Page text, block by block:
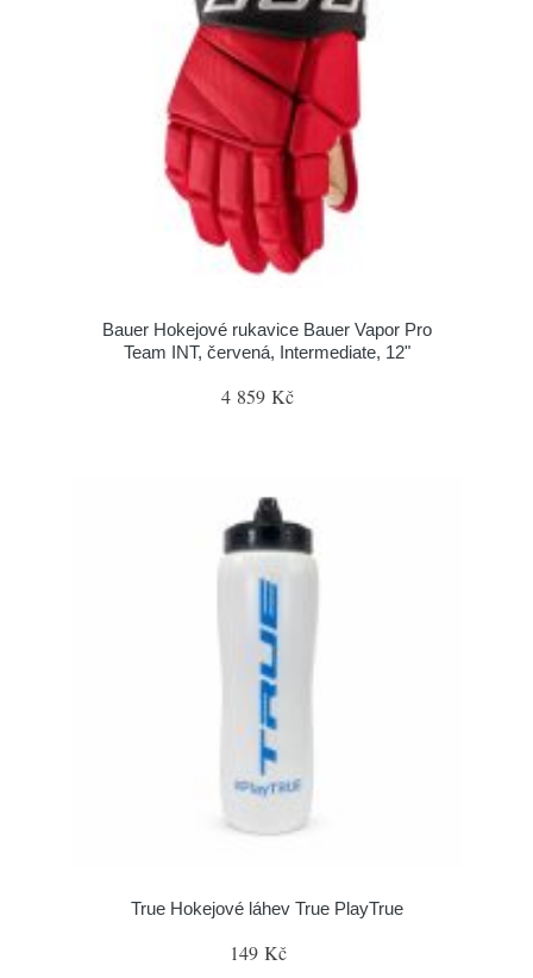
Bauer Hokejové rukavice Bauer Vapor Pro
Team INT, červená, Intermediate, 12"
4 859 Kč
True Hokejové láhev True PlayTrue
149 Kč